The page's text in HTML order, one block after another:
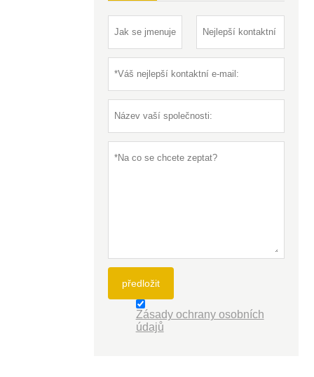
předložit
Zásady ochrany osobních
údajů